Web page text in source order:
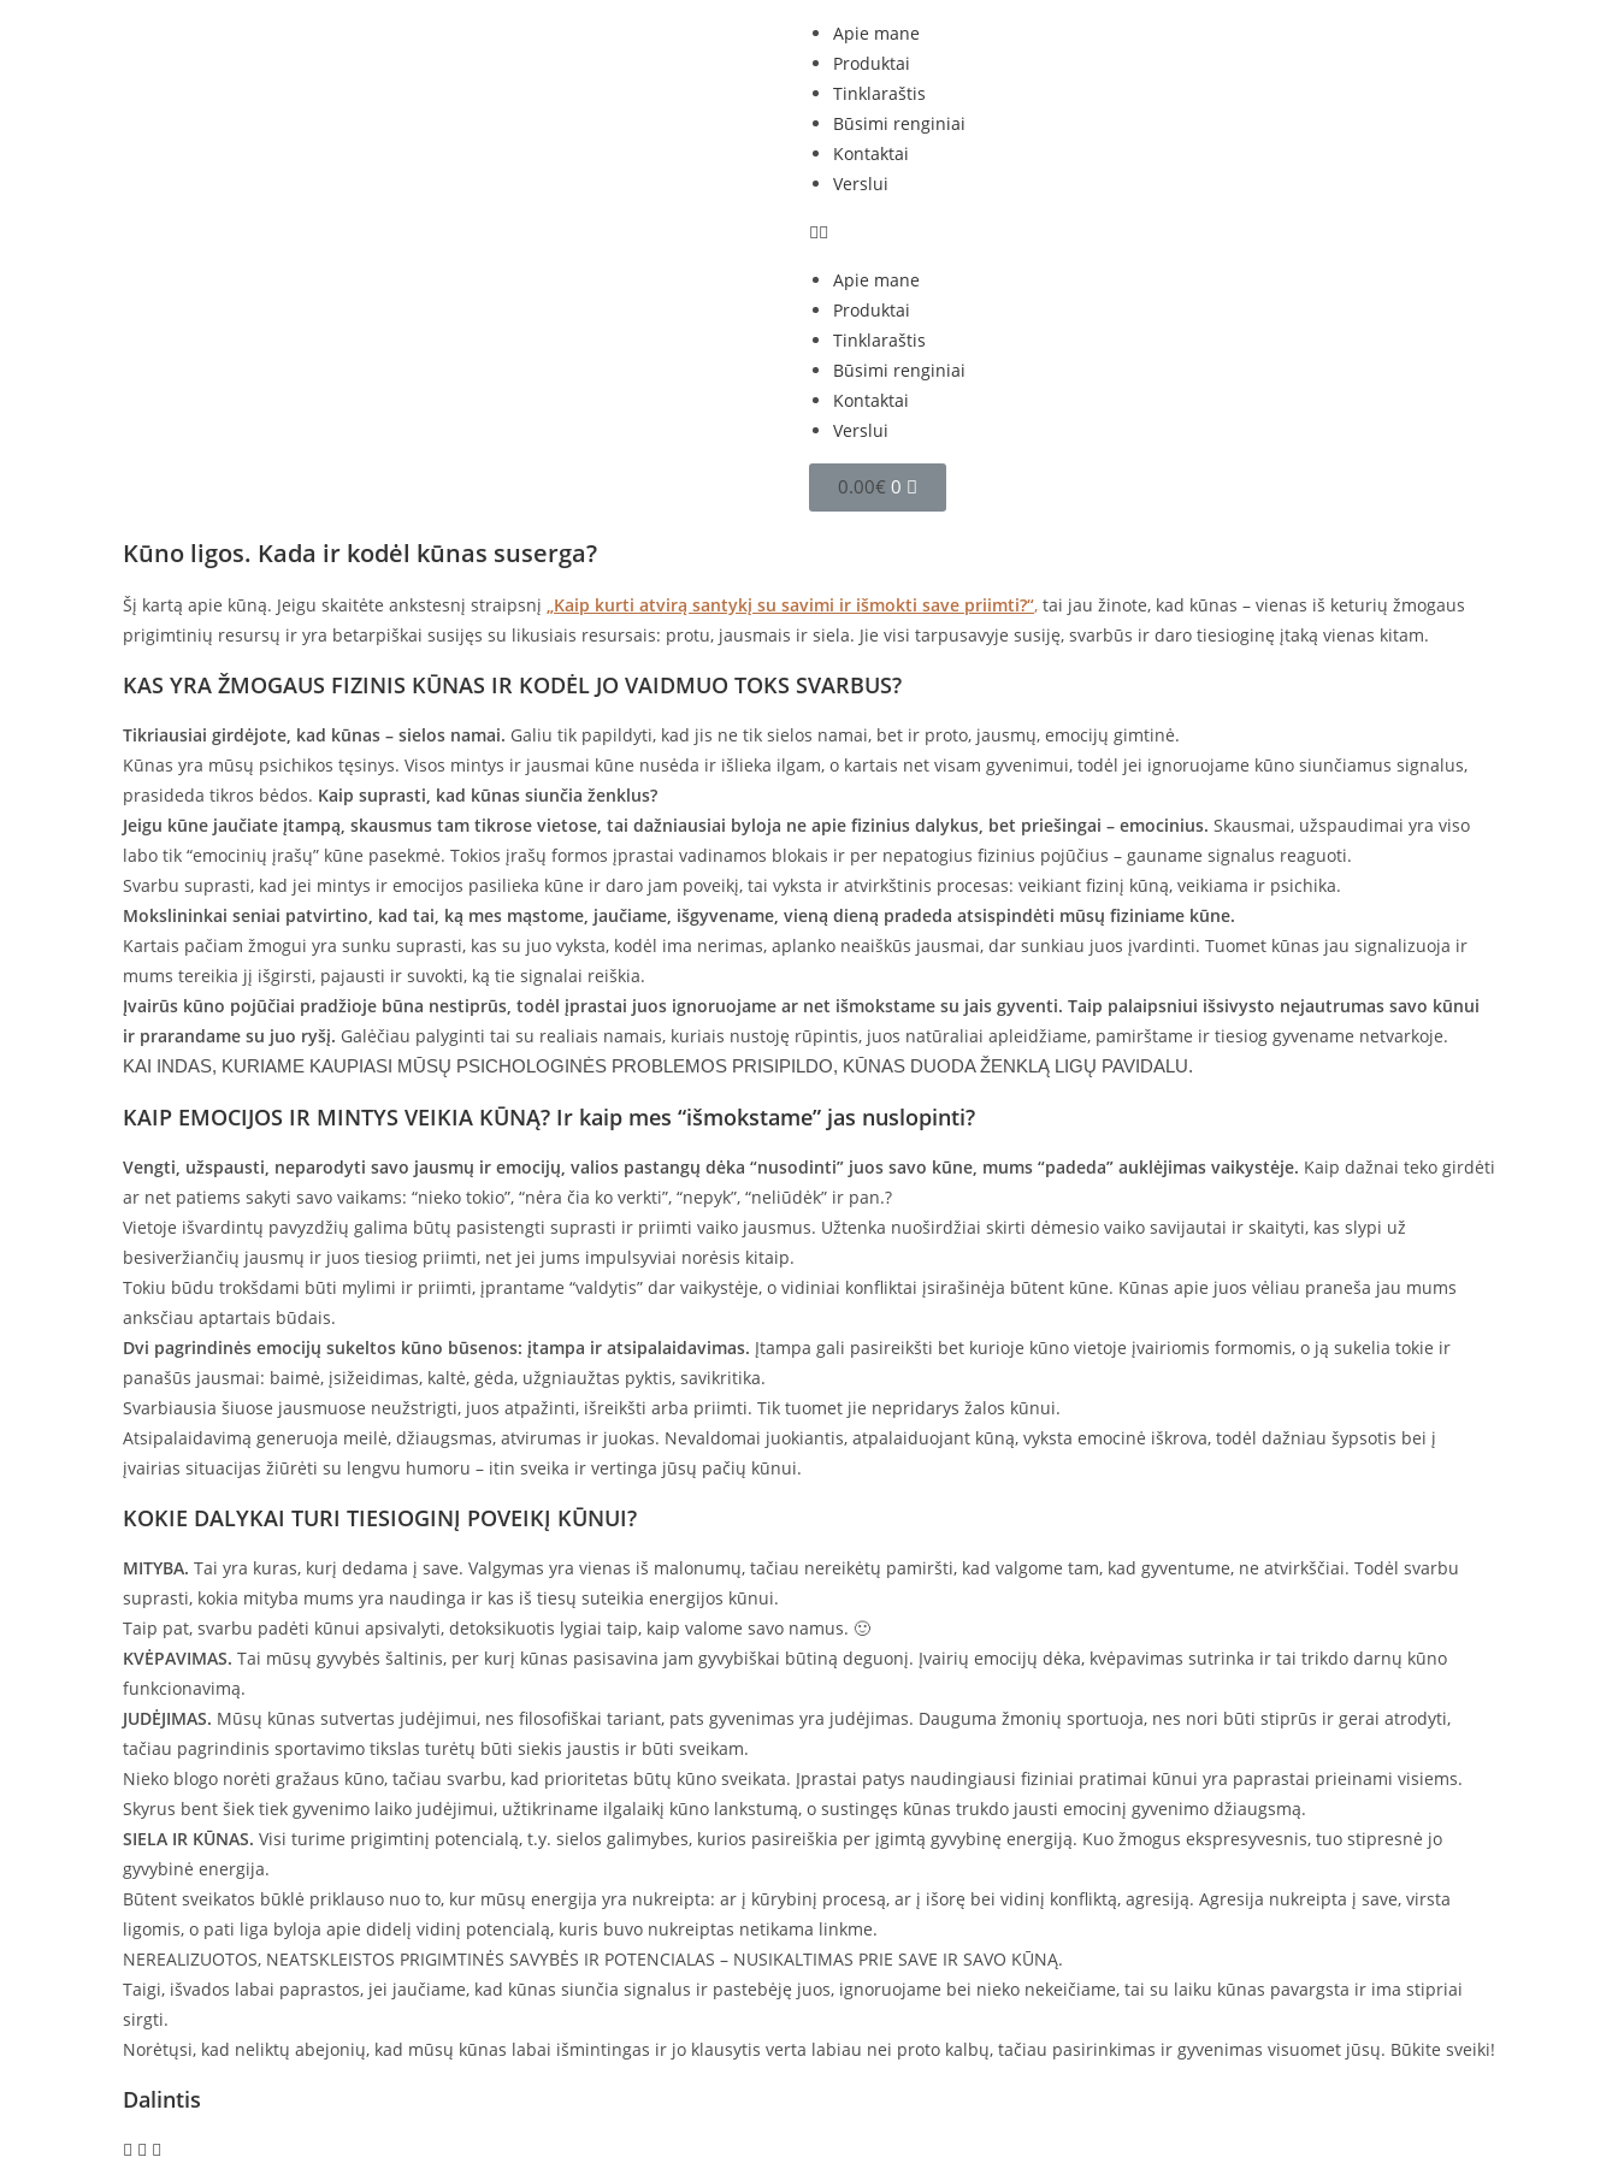
Apie mane
Produktai
Tinklaraštis
Būsimi renginiai
Kontaktai
Verslui
Apie mane
Produktai
Tinklaraštis
Būsimi renginiai
Kontaktai
Verslui
0.00€ 0
Kūno ligos. Kada ir kodėl kūnas suserga?
Šį kartą apie kūną. Jeigu skaitėte ankstesnį straipsnį „Kaip kurti atvirą santykį su savimi ir išmokti save priimti?“, tai jau žinote, kad kūnas – vienas iš keturių žmogaus
prigimtinių resursų ir yra betarpiškai susijęs su likusiais resursais: protu, jausmais ir siela. Jie visi tarpusavyje susiję, svarbūs ir daro tiesioginę įtaką vienas kitam.
KAS YRA ŽMOGAUS FIZINIS KŪNAS IR KODĖL JO VAIDMUO TOKS SVARBUS?
Tikriausiai girdėjote, kad kūnas – sielos namai. Galiu tik papildyti, kad jis ne tik sielos namai, bet ir proto, jausmų, emocijų gimtinė.
Kūnas yra mūsų psichikos tęsinys. Visos mintys ir jausmai kūne nusėda ir išlieka ilgam, o kartais net visam gyvenimui, todėl jei ignoruojame kūno siunčiamus signalus,
prasideda tikros bėdos. Kaip suprasti, kad kūnas siunčia ženklus?
Jeigu kūne jaučiate įtampą, skausmus tam tikrose vietose, tai dažniausiai byloja ne apie fizinius dalykus, bet priešingai – emocinius. Skausmai, užspaudimai yra viso
labo tik “emocinių įrašų” kūne pasekmė. Tokios įrašų formos įprastai vadinamos blokais ir per nepatogius fizinius pojūčius – gauname signalus reaguoti.
Svarbu suprasti, kad jei mintys ir emocijos pasilieka kūne ir daro jam poveikį, tai vyksta ir atvirkštinis procesas: veikiant fizinį kūną, veikiama ir psichika.
Mokslininkai seniai patvirtino, kad tai, ką mes mąstome, jaučiame, išgyvename, vieną dieną pradeda atsispindėti mūsų fiziniame kūne.
Kartais pačiam žmogui yra sunku suprasti, kas su juo vyksta, kodėl ima nerimas, aplanko neaiškūs jausmai, dar sunkiau juos įvardinti. Tuomet kūnas jau signalizuoja ir
mums tereikia jį išgirsti, pajausti ir suvokti, ką tie signalai reiškia.
Įvairūs kūno pojūčiai pradžioje būna nestiprūs, todėl įprastai juos ignoruojame ar net išmokstame su jais gyventi. Taip palaipsniui išsivysto nejautrumas savo kūnui
ir prarandame su juo ryšį. Galėčiau palyginti tai su realiais namais, kuriais nustoję rūpintis, juos natūraliai apleidžiame, pamirštame ir tiesiog gyvename netvarkoje.
KAI INDAS, KURIAME KAUPIASI MŪSŲ PSICHOLOGINĖS PROBLEMOS PRISIPILDO, KŪNAS DUODA ŽENKLĄ LIGŲ PAVIDALU.
KAIP EMOCIJOS IR MINTYS VEIKIA KŪNĄ? Ir kaip mes “išmokstame” jas nuslopinti?
Vengti, užspausti, neparodyti savo jausmų ir emocijų, valios pastangų dėka “nusodinti” juos savo kūne, mums “padeda” auklėjimas vaikystėje. Kaip dažnai teko girdėti
ar net patiems sakyti savo vaikams: “nieko tokio”, “nėra čia ko verkti”, “nepyk”, “neliūdėk” ir pan.?
Vietoje išvardintų pavyzdžių galima būtų pasistengti suprasti ir priimti vaiko jausmus. Užtenka nuoširdžiai skirti dėmesio vaiko savijautai ir skaityti, kas slypi už
besiveržiančių jausmų ir juos tiesiog priimti, net jei jums impulsyviai norėsis kitaip.
Tokiu būdu trokšdami būti mylimi ir priimti, įprantame “valdytis” dar vaikystėje, o vidiniai konfliktai įsirašinėja būtent kūne. Kūnas apie juos vėliau praneša jau mums
anksčiau aptartais būdais.
Dvi pagrindinės emocijų sukeltos kūno būsenos: įtampa ir atsipalaidavimas. Įtampa gali pasireikšti bet kurioje kūno vietoje įvairiomis formomis, o ją sukelia tokie ir
panašūs jausmai: baimė, įsižeidimas, kaltė, gėda, užgniaužtas pyktis, savikritika.
Svarbiausia šiuose jausmuose neužstrigti, juos atpažinti, išreikšti arba priimti. Tik tuomet jie nepridarys žalos kūnui.
Atsipalaidavimą generuoja meilė, džiaugsmas, atvirumas ir juokas. Nevaldomai juokiantis, atpalaiduojant kūną, vyksta emocinė iškrova, todėl dažniau šypsotis bei į
įvairias situacijas žiūrėti su lengvu humoru – itin sveika ir vertinga jūsų pačių kūnui.
KOKIE DALYKAI TURI TIESIOGINĮ POVEIKĮ KŪNUI?
MITYBA. Tai yra kuras, kurį dedama į save. Valgymas yra vienas iš malonumų, tačiau nereikėtų pamiršti, kad valgome tam, kad gyventume, ne atvirkščiai. Todėl svarbu
suprasti, kokia mityba mums yra naudinga ir kas iš tiesų suteikia energijos kūnui.
Taip pat, svarbu padėti kūnui apsivalyti, detoksikuotis lygiai taip, kaip valome savo namus. 🙂
KVĖPAVIMAS. Tai mūsų gyvybės šaltinis, per kurį kūnas pasisavina jam gyvybiškai būtiną deguonį. Įvairių emocijų dėka, kvėpavimas sutrinka ir tai trikdo darnų kūno
funkcionavimą.
JUDĖJIMAS. Mūsų kūnas sutvertas judėjimui, nes filosofiškai tariant, pats gyvenimas yra judėjimas. Dauguma žmonių sportuoja, nes nori būti stiprūs ir gerai atrodyti,
tačiau pagrindinis sportavimo tikslas turėtų būti siekis jaustis ir būti sveikam.
Nieko blogo norėti gražaus kūno, tačiau svarbu, kad prioritetas būtų kūno sveikata. Įprastai patys naudingiausi fiziniai pratimai kūnui yra paprastai prieinami visiems.
Skyrus bent šiek tiek gyvenimo laiko judėjimui, užtikriname ilgalaikį kūno lankstumą, o sustingęs kūnas trukdo jausti emocinį gyvenimo džiaugsmą.
SIELA IR KŪNAS. Visi turime prigimtinį potencialą, t.y. sielos galimybes, kurios pasireiškia per įgimtą gyvybinę energiją. Kuo žmogus ekspresyvesnis, tuo stipresnė jo
gyvybinė energija.
Būtent sveikatos būklė priklauso nuo to, kur mūsų energija yra nukreipta: ar į kūrybinį procesą, ar į išorę bei vidinį konfliktą, agresiją. Agresija nukreipta į save, virsta
ligomis, o pati liga byloja apie didelį vidinį potencialą, kuris buvo nukreiptas netikama linkme.
NEREALIZUOTOS, NEATSKLEISTOS PRIGIMTINĖS SAVYBĖS IR POTENCIALAS – NUSIKALTIMAS PRIE SAVE IR SAVO KŪNĄ.
Taigi, išvados labai paprastos, jei jaučiame, kad kūnas siunčia signalus ir pastebėję juos, ignoruojame bei nieko nekeičiame, tai su laiku kūnas pavargsta ir ima stipriai
sirgti.
Norėtųsi, kad neliktų abejonių, kad mūsų kūnas labai išmintingas ir jo klausytis verta labiau nei proto kalbų, tačiau pasirinkimas ir gyvenimas visuomet jūsų. Būkite sveiki!
Dalintis